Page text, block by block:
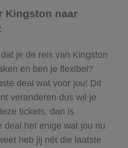
Kingston naar
je de reis van Kingston
en ben je flexibel?
deal wat voor jou! Dit
veranderen dus wil je
tickets, dan is
deal het enige wat jou nu
heb jij nét die laatste